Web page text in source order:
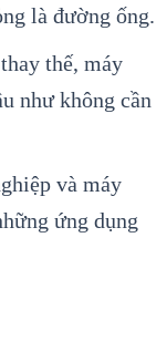
là đường ống.
thế, máy
như không cần
và máy
ứng dụng